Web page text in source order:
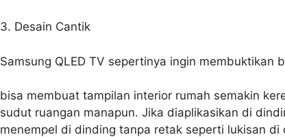
3. Desain Cantik
Samsung QLED TV sepertinya ingin membuktikan
bisa membuat tampilan interior rumah semakin
sudut ruangan manapun. Jika diaplikasikan di
menempel di dinding tanpa retak seperti lukisan